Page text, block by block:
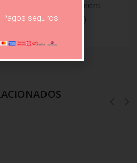
Bros. Entertainment
© JKR. (s19)
Pagos seguros